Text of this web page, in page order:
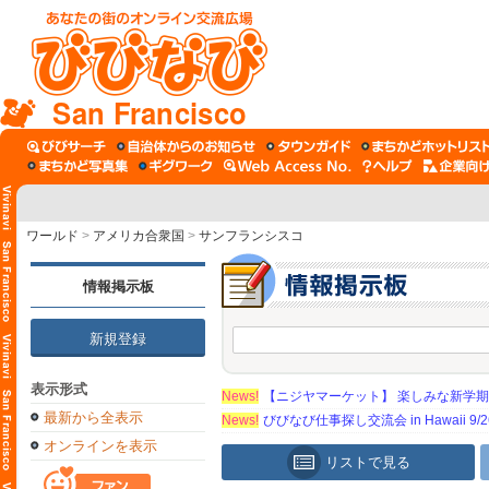
San Francisco
ワールド > アメリカ合衆国 > サンフランシスコ
情報掲示板
新規登録
表示形式
最新から全表示
オンラインを表示
News!
【ニジヤマーケット】 楽しみな新学
News! びびなび仕事探し交流会 in Hawaii 9/
リストで見る